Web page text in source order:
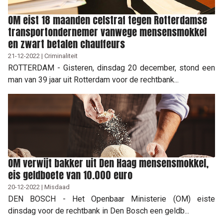
OM eist 18 maanden celstraf tegen Rotterdamse
transportondernemer vanwege mensensmokkel
en zwart betalen chauffeurs
21-12-2022 | Criminaliteit
ROTTERDAM - Gisteren, dinsdag 20 december, stond een
man van 39 jaar uit Rotterdam voor de rechtbank...
OM verwijt bakker uit Den Haag mensensmokkel,
eis geldboete van 10.000 euro
20-12-2022 | Misdaad
DEN BOSCH - Het Openbaar Ministerie (OM) eiste
dinsdag voor de rechtbank in Den Bosch een geldb...